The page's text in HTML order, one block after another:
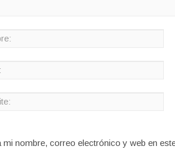
mi nombre, correo electrónico y web en